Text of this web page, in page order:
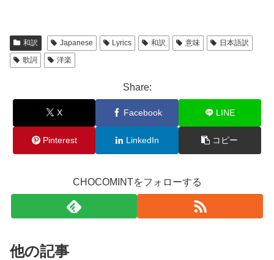
和訳 Japanese Lyrics 和訳 意味
日本語訳
歌詞
洋楽
Share:
X Facebook LINE
Pinterest LinkedIn コピー
CHOCOMINTをフォローする
他の記事